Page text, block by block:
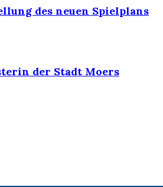
des neuen Spielplans
der Stadt Moers